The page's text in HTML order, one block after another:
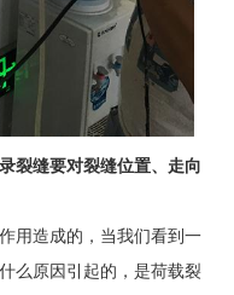
裂缝要对裂缝位置、走向
用造成的，当我们看到一
么原因引起的，是荷载裂